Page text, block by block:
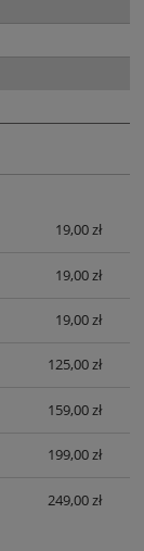
19,00 zł
19,00 zł
19,00 zł
125,00 zł
159,00 zł
199,00 zł
249,00 zł